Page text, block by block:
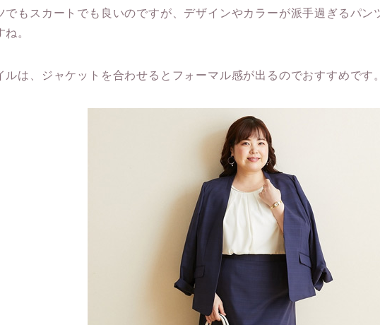
でもスカートでも良いのですが、デザインやカラーが派手過ぎるパン
。
ルは、ジャケットを合わせるとフォーマル感が出るのでおすすめです。